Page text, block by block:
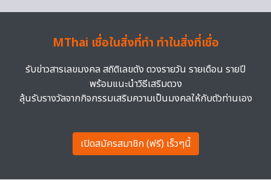
MThai เชื่อในสิ่งที่ทำ ทำในสิ่งที่เชื่อ
รับข่าวสารเลขมงคล สถิติเลขดัง ดวงรายวัน รายเดือน รายปี
พร้อมแนะนำวิธีเสริมดวง
ลุ้นรับรางวัลจากกิจกรรมเสริมความเป็นมงคลให้กับตัวท่านเอง
เปิดสมัครสมาชิก (ฟรี) เร็วๆนี้